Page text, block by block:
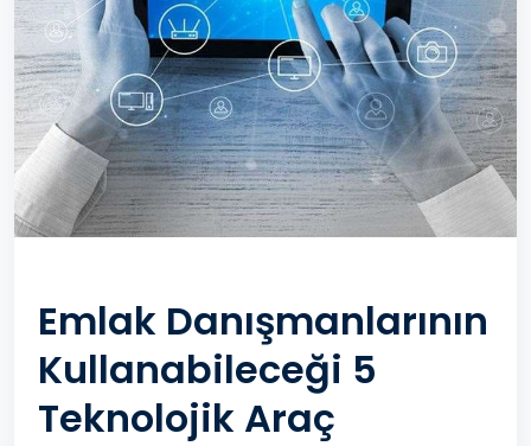
Emlak Danışmanlarının
Kullanabileceği 5
Teknolojik Araç